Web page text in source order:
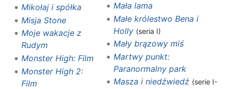
Mikołaj i spółka
Misja Stone
Moje wakacje z
Rudym
Monster High: Film
Monster High 2:
Film
Mała lama
Małe królestwo Bena i
Holly (seria I)
Mały brązowy miś
Martwy punkt:
Paranormalny park
Masza i niedźwiedź (serie I-